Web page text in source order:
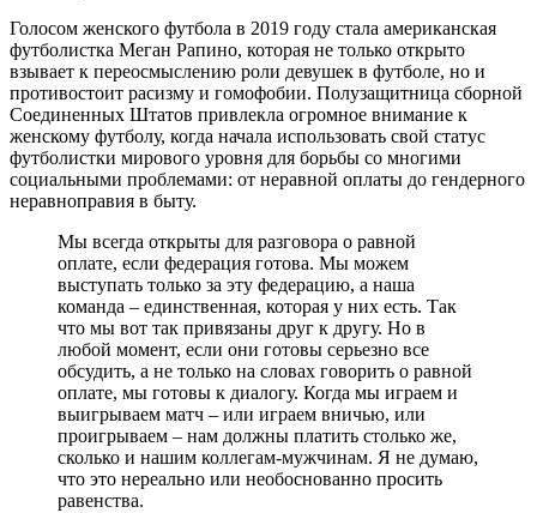
Голосом женского футбола в 2019 году стала американская
футболистка Меган Рапино, которая не только открыто
взывает к переосмыслению роли девушек в футболе, но и
противостоит расизму и гомофобии. Полузащитница сборной
Соединенных Штатов привлекла огромное внимание к
женскому футболу, когда начала использовать свой статус
футболистки мирового уровня для борьбы со многими
социальными проблемами: от неравной оплаты до гендерного
неравноправия в быту.
Мы всегда открыты для разговора о равной
оплате, если федерация готова. Мы можем
выступать только за эту федерацию, а наша
команда – единственная, которая у них есть. Так
что мы вот так привязаны друг к другу. Но в
любой момент, если они готовы серьезно все
обсудить, а не только на словах говорить о равной
оплате, мы готовы к диалогу. Когда мы играем и
выигрываем матч – или играем вничью, или
проигрываем – нам должны платить столько же,
сколько и нашим коллегам-мужчинам. Я не думаю,
что это нереально или необоснованно просить
равенства.